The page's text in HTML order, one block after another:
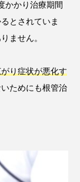
かかり治療期間
とされていま
ません。
り症状が悪化す
ためにも根管治